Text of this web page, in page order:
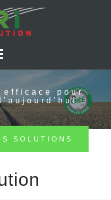
efficace pour
SOLUTIONS